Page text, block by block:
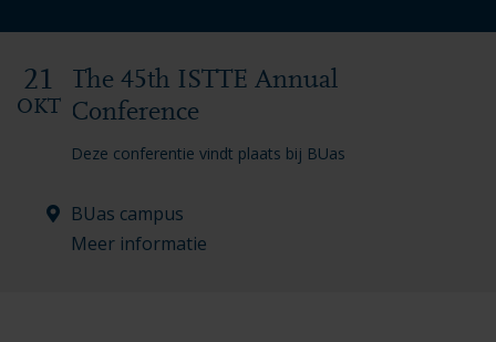
The 45th ISTTE Annual
Conference
21
OKT
Deze conferentie vindt plaats bij BUas
BUas campus
Meer informatie